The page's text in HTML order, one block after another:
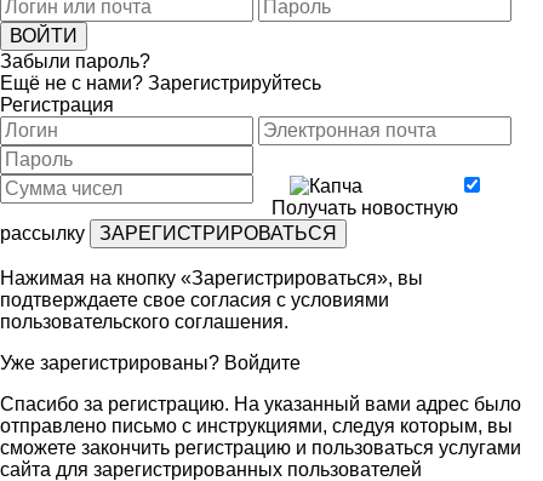
Забыли пароль?
Ещё не с нами? Зарегистрируйтесь
Регистрация
Получать новостную
рассылку
Нажимая на кнопку «Зарегистрироваться», вы
подтверждаете свое согласия с условиями
пользовательского соглашения.
Уже зарегистрированы? Войдите
Спасибо за регистрацию. На указанный вами адрес было
отправлено письмо с инструкциями, следуя которым, вы
сможете закончить регистрацию и пользоваться услугами
сайта для зарегистрированных пользователей